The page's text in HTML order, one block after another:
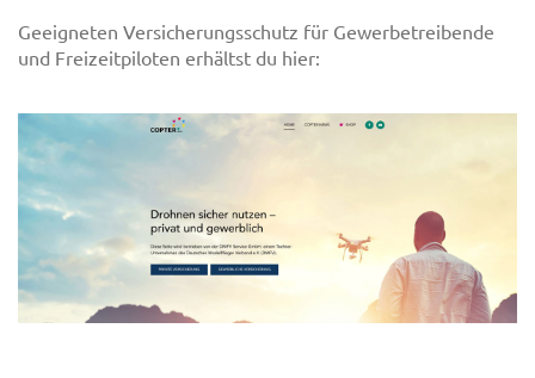
Geeigneten Versicherungsschutz für Gewerbetreibende
und Freizeitpiloten erhältst du hier: